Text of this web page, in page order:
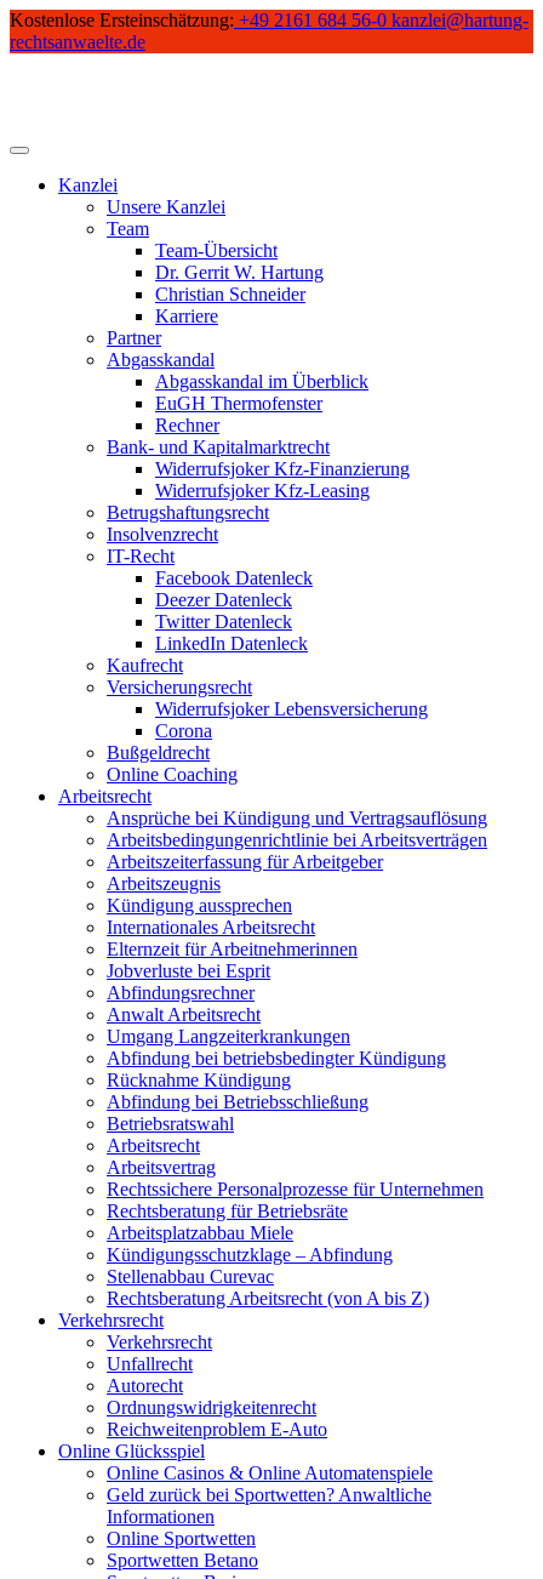
Skip
to
Kostenlose Ersteinschätzung: +49 2161 684 56-0 kanzlei@hartung-
rechtsanwaelte.de
Kanzlei
Unsere Kanzlei
Team
Team-Übersicht
Dr. Gerrit W. Hartung
Christian Schneider
Karriere
Partner
Abgasskandal
Abgasskandal im Überblick
EuGH Thermofenster
Rechner
Bank- und Kapitalmarktrecht
Widerrufsjoker Kfz-Finanzierung
Widerrufsjoker Kfz-Leasing
Betrugshaftungsrecht
Insolvenzrecht
IT-Recht
Facebook Datenleck
Deezer Datenleck
Twitter Datenleck
LinkedIn Datenleck
Kaufrecht
Versicherungsrecht
Widerrufsjoker Lebensversicherung
Corona
Bußgeldrecht
Online Coaching
Arbeitsrecht
Ansprüche bei Kündigung und Vertragsauflösung
Arbeitsbedingungenrichtlinie bei Arbeitsverträgen
Arbeitszeiterfassung für Arbeitgeber
Arbeitszeugnis
Kündigung aussprechen
Internationales Arbeitsrecht
Elternzeit für Arbeitnehmerinnen
Jobverluste bei Esprit
Abfindungsrechner
Anwalt Arbeitsrecht
Umgang Langzeiterkrankungen
Abfindung bei betriebsbedingter Kündigung
Rücknahme Kündigung
Abfindung bei Betriebsschließung
Betriebsratswahl
Arbeitsrecht
Arbeitsvertrag
Rechtssichere Personalprozesse für Unternehmen
Rechtsberatung für Betriebsräte
Arbeitsplatzabbau Miele
Kündigungsschutzklage – Abfindung
Stellenabbau Curevac
Rechtsberatung Arbeitsrecht (von A bis Z)
Verkehrsrecht
Verkehrsrecht
Unfallrecht
Autorecht
Ordnungswidrigkeitenrecht
Reichweitenproblem E-Auto
Online Glücksspiel
Online Casinos & Online Automatenspiele
Geld zurück bei Sportwetten? Anwaltliche
Informationen
Online Sportwetten
Sportwetten Betano